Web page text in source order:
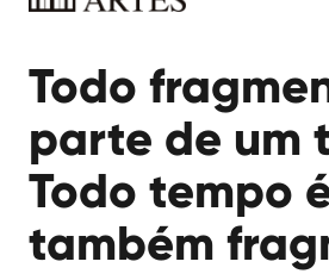
Artes
Todo
parte de um
Todo tempo
também